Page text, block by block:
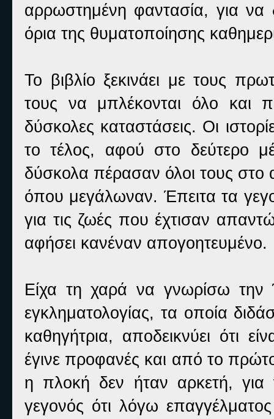
αρρωστημένη φαντασία, για να
όρια της θυματοποίησης
Το βιβλίο ξεκινάει με τους
τους να μπλέκονται όλο και
δύσκολες καταστάσεις. Οι
το τέλος, αφού στο δεύτερο
δύσκολα πέρασαν όλοι τους στο
όπου μεγάλωναν. Έπειτα τα
για τις ζωές που έχτισαν
αφήσει κανέναν απογοητευμένο.
Είχα τη χαρά να γνωρίσω
εγκληματολογίας, τα οποία
καθηγήτρια, αποδεικνύει ότι
έγινε προφανές και από το
η πλοκή δεν ήταν αρκετή, για
γεγονός ότι λόγω επαγγέλματος